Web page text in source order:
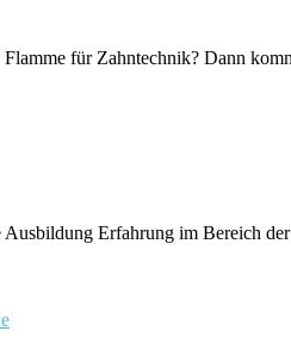
für Zahntechnik? Dann
Erfahrung im Bereich